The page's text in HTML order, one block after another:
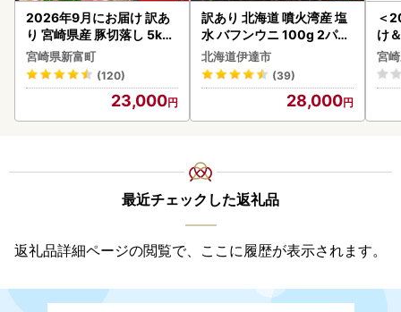
2026年9月にお届け 訳あ
り 宮崎県産 豚切落し 5kg
C325-2506-2609
宮崎県新富町
(120)
23,000
訳あり 北海道 噴火湾産 塩
水 バフンウニ 100g 2パッ
ク 計200g 《アフター保証
付き》うに ウニ 雲丹 海鮮
海の幸 魚介類 ウニ丼 お寿
司 濃厚 無添加 産地直送 お
取り寄せ 山村水産 送料無
北海道伊達市
(39)
28,000
＜
け
も
-
宮
最近チェックした返礼品
返礼品詳細ページの閲覧で、ここに履歴が表示されます。